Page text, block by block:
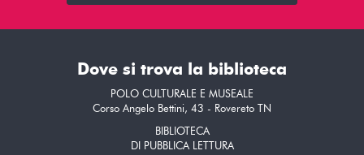
Dove si trova la biblioteca
POLO CULTURALE E MUSEALE
Corso Angelo Bettini, 43 - Rovereto TN
BIBLIOTECA
DI PUBBLICA LETTURA